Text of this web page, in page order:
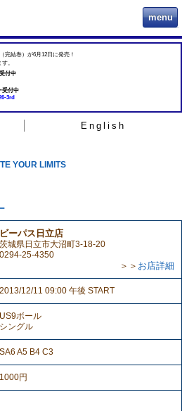
menu
完結巻）が6月12日に発売！
。
付中
受付中
3rd
English
YOUR LIMITS
ビーパス日立店
茨城県日立市大沼町3-18-20
0294-25-4350
＞＞ お店詳細
2013/12/11 09:00 午後 START
US9ボール
シングル
SA6 A5 B4 C3
1000円